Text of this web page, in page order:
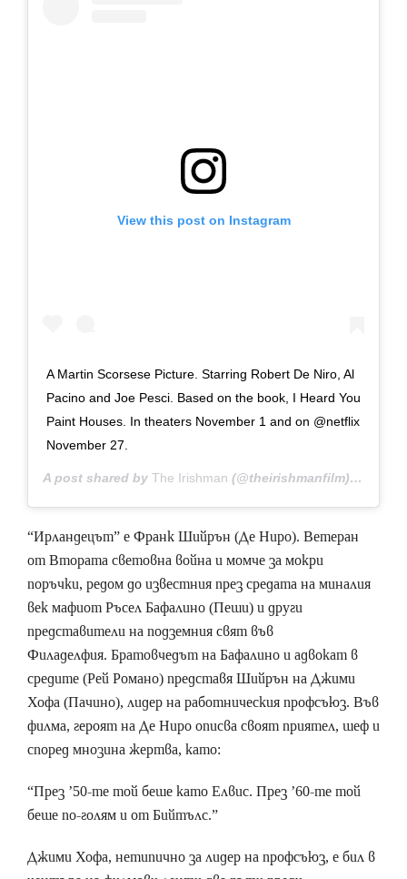
View this post on Instagram
A Martin Scorsese Picture. Starring Robert De Niro, Al
Pacino and Joe Pesci. Based on the book, I Heard You
Paint Houses. In theaters November 1 and on @netflix
November 27.
A post shared by The Irishman (@theirishmanfilm) on
“Ирландецът” e Франк Шийрън (Де Ниро). Ветеран
от Втората световна война и момче за мокри
поръчки, редом до известния през средата на миналия
век мафиот Ръсел Бафалино (Пеши) и други
представители на подземния свят във
Филаделфия. Братовчедът на Бафалино и адвокат в
средите (Рей Романо) представя Шийрън на Джими
Хофа (Пачино), лидер на работническия профсъюз. Във
филма, героят на Де Ниро описва своят приятел, шеф и
според мнозина жертва, като:
“През ’50-те той беше като Елвис. През ’60-те той
беше по-голям и от Бийтълс.”
Джими Хофа, нетипично за лидер на профсъюз, е бил в